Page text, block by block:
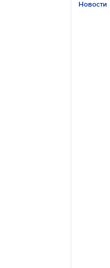
Новости